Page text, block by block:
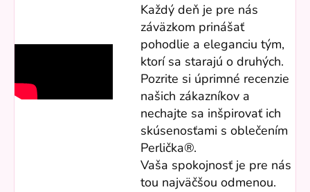
Každý deň je pre nás
záväzkom prinášať
pohodlie a eleganciu tým,
ktorí sa starajú o druhých.
Pozrite si úprimné recenzie
našich zákazníkov a
nechajte sa inšpirovať ich
skúsenosťami s oblečením
Perlička®.
Vaša spokojnosť je pre nás
tou najväčšou odmenou.